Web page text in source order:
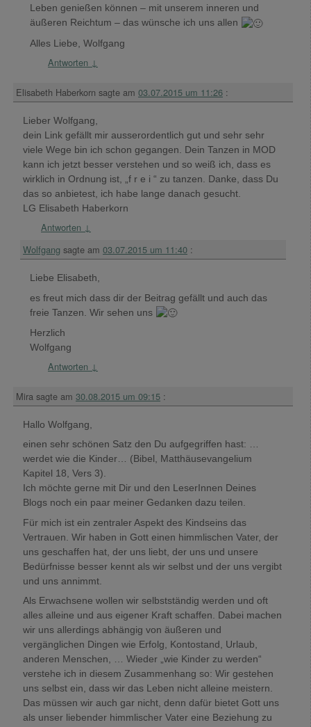
Leben genießen können – mit unserem inneren und
äußeren Reichtum – das wünsche ich uns allen
Alles Liebe, Wolfgang
Antworten ↓
Elisabeth Haberkorn sagte am 03.07.2015 um 11:26 :
Lieber Wolfgang,
dein Link gefällt mir ausserordentlich gut und sehr sehr
viele Wege bin ich schon gegangen. Dein Tanzen in MOD
kann ich jetzt besser verstehen und so weiß ich, dass es
wirklich in Ordnung ist, „f r e i “ zu tanzen. Danke, dass Du
das so anbietest, ich habe lange danach gesucht.
LG Elisabeth Haberkorn
Antworten ↓
Wolfgang sagte am 03.07.2015 um 11:40 :
Liebe Elisabeth,
es freut mich dass dir der Beitrag gefällt und auch das
freie Tanzen. Wir sehen uns
Herzlich
Wolfgang
Antworten ↓
Mira sagte am 30.08.2015 um 09:15 :
Hallo Wolfgang,
einen sehr schönen Satz den Du aufgegriffen hast: …
werdet wie die Kinder… (Bibel, Matthäusevangelium
Kapitel 18, Vers 3).
Ich möchte gerne mit Dir und den LeserInnen Deines
Blogs noch ein paar meiner Gedanken dazu teilen.
Für mich ist ein zentraler Aspekt des Kindseins das
Vertrauen. Wir haben in Gott einen himmlischen Vater, der
uns geschaffen hat, der uns liebt, der uns und unsere
Bedürfnisse besser kennt als wir selbst und der uns vergibt
und uns annimmt.
Als Erwachsene wollen wir selbstständig werden und oft
alles alleine und aus eigener Kraft schaffen. Dabei machen
wir uns allerdings abhängig von äußeren und
vergänglichen Dingen wie Erfolg, Kontostand, Urlaub,
anderen Menschen, … Wieder „wie Kinder zu werden“
verstehe ich in diesem Zusammenhang so: Wir gestehen
uns selbst ein, dass wir das Leben nicht alleine meistern.
Das müssen wir auch gar nicht, denn dafür bietet Gott uns
als unser liebender himmlischer Vater eine Beziehung zu